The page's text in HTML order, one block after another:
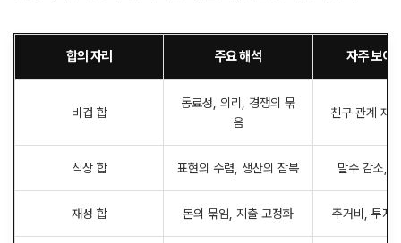
합의 자리 주요 해석 자주 보이
비겁 합
동료성, 의리, 경쟁의 묶
음
친구 관계 재
식상 합 표현의 수렴, 생산의 잠복 말수 감소,
재성 합 돈의 묶임, 지출 고정화 주거비, 투자,